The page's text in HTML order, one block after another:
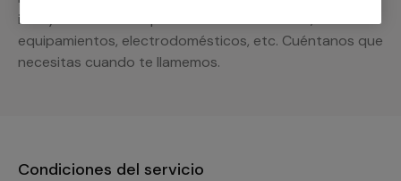
incluyendo todo lo que necesites: materiales,
equipamientos, electrodomésticos, etc. Cuéntanos que
necesitas cuando te llamemos.
Condiciones del servicio